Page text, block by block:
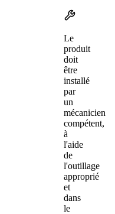
Le
produit
doit
être
installé
par
un
mécanicien
compétent,
à
l'aide
de
l'outillage
approprié
et
dans
le